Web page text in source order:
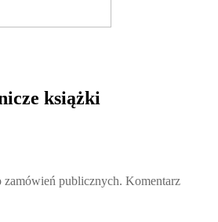
książki
zamówień publicznych. Komentarz